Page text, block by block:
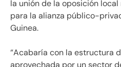
la unión de la oposición
para la alianza público-
Guinea.
“Acabaría con la estructura